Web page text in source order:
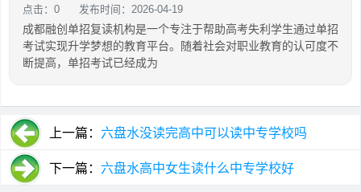
点击：0 发布时间：2026-04-19
成都融创单招复读机构是一个专注于帮助高考失利学生通过单招
考试实现升学梦想的教育平台。随着社会对职业教育的认可度不
断提高，单招考试已经成为
上一篇： 六盘水没读完高中可以读中专学校吗
下一篇： 六盘水高中女生读什么中专学校好